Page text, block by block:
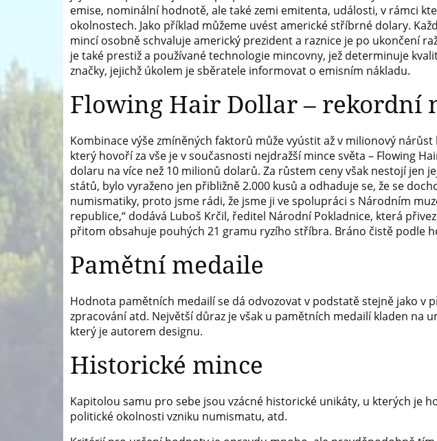
emise, nominální hodnotě, ale také zemi emitenta, události, v rámci
okolnostech. Jako příklad můžeme uvést americké stříbrné dolary.
mincí osobně schvaluje americký prezident a raznice je po ukončení
je také prestiž a používané technologie mincovny, jež determinuje
značky, jejichž úkolem je sběratele informovat o emisním nákladu.
Flowing Hair Dollar – rekordní
Kombinace výše zmíněných faktorů může vyústit až v milionový
který hovoří za vše je v současnosti nejdražší mince světa – Flowing
dolaru na více než 10 milionů dolarů. Za růstem ceny však nestojí jen
států, bylo vyraženo jen přibližně 2.000 kusů a odhaduje se, že se
numismatiky, proto jsme rádi, že jsme ji ve spolupráci s Národním
republice,“ dodává Luboš Krčil, ředitel Národní Pokladnice, která
přitom obsahuje pouhých 21 gramu ryzího stříbra. Bráno čistě podle
Pamětní medaile
Hodnota pamětních medailí se dá odvozovat v podstatě stejně jako v
zpracování atd. Největší důraz je však u pamětních medailí kladen na
který je autorem designu.
Historické mince
Kapitolou samu pro sebe jsou vzácné historické unikáty, u kterých je
politické okolnosti vzniku numismatu, atd.